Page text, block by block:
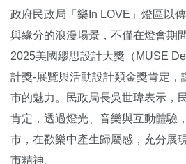
政府民政局「樂In LOVE」燈區以
與緣分的浪漫場景，不僅在燈會期
2025美國繆思設計大獎（MUSE
計獎-展覽與活動設計類金獎肯定，
市的魅力。民政局長吳世瑋表示，
肯定，透過燈光、音樂與互動體驗
市，在歡樂中產生歸屬感，充分展
市精神。